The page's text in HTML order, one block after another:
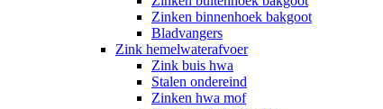
Zinken binnenhoek bakgoot
Bladvangers
Zink hemelwaterafvoer
Zink buis hwa
Stalen ondereind
Zinken hwa mof